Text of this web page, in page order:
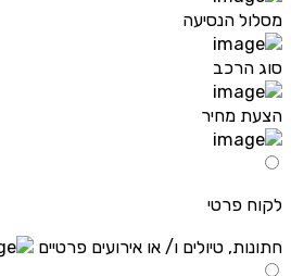
מסלול הנסיעה
סוג הרכב
הצעת מחיר
לקוח פרטי
חתונות, טיולים ו/ או אירועים פרטיים